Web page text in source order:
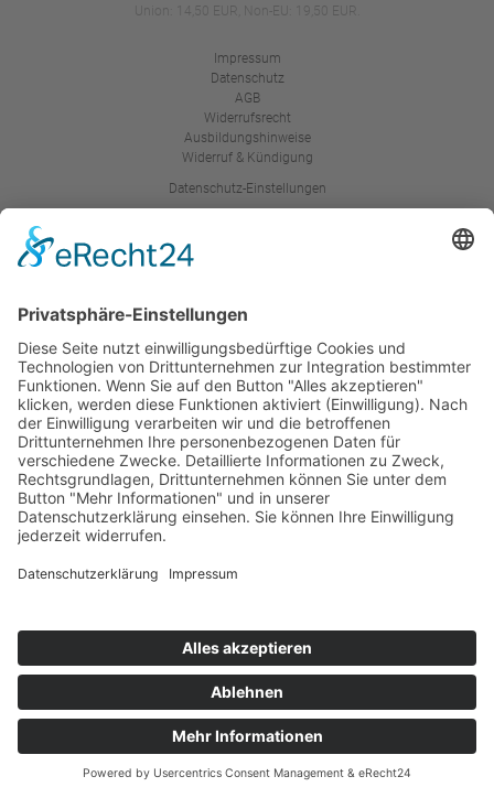
Union: 14,50 EUR, Non-EU: 19,50 EUR.
Impressum
Datenschutz
AGB
Widerrufsrecht
Ausbildungshinweise
Widerruf & Kündigung
Datenschutz-Einstellungen